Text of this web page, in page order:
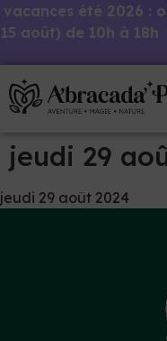
vacances été 2026 :
15 août) de 10h à
jeudi 29
jeudi 29 août 2024